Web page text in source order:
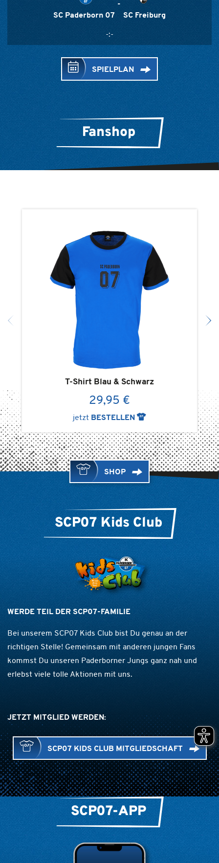
SC Paderborn 07
-
SC Freiburg
-:-
SPIELPLAN
Fanshop
T-Shirt Blau & Schwarz
29,95 €
jetzt BESTELLEN
SHOP
SCP07 Kids Club
WERDE TEIL DER SCP07-FAMILIE
Bei unserem SCP07 Kids Club bist Du genau an der
richtigen Stelle! Gemeinsam mit anderen jungen Fans
kommst Du unseren Paderborner Jungs ganz nah und
erlebst viele tolle Aktionen mit uns.
JETZT MITGLIED WERDEN:
SCP07 KIDS CLUB MITGLIEDSCHAFT
SCP07-APP